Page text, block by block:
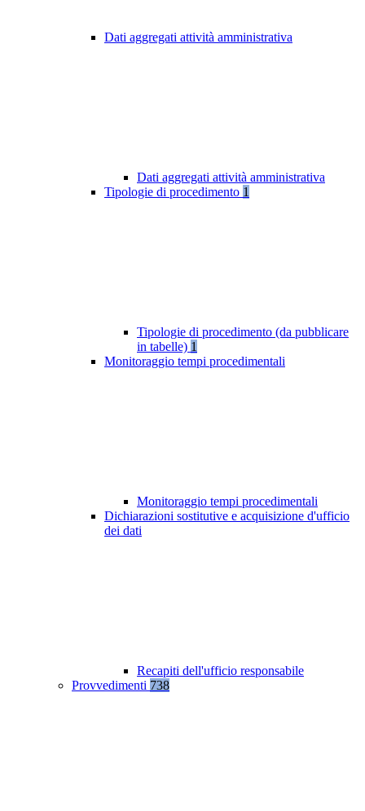
Dati aggregati attività amministrativa
Dati aggregati attività amministrativa
Tipologie di procedimento 1
Tipologie di procedimento (da pubblicare
in tabelle) 1
Monitoraggio tempi procedimentali
Monitoraggio tempi procedimentali
Dichiarazioni sostitutive e acquisizione d'ufficio
dei dati
Recapiti dell'ufficio responsabile
Provvedimenti 738